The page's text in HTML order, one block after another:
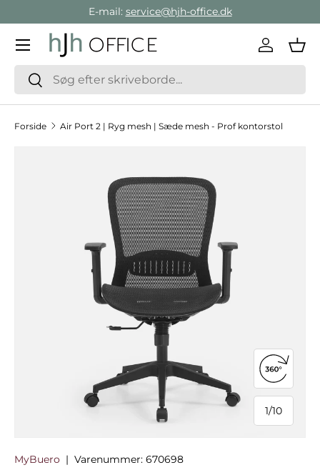
Gå direkte til indholdet
E-mail: service@hjh-office.dk
SøgSøg
Log ind
Menu
Forside Air Port 2 | Ryg mesh | Sæde mesh - Prof kontorstol
1/
af
10
Åbn
MyBuero | Varenummer: 670698